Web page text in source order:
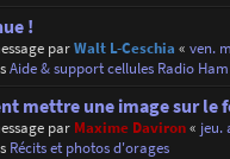
!
parWalt L-Ceschia « ven.
Aide & support cellules Radio
mettre une image sur le
par Maxime Daviron« jeu.
Récits et photos d'orages